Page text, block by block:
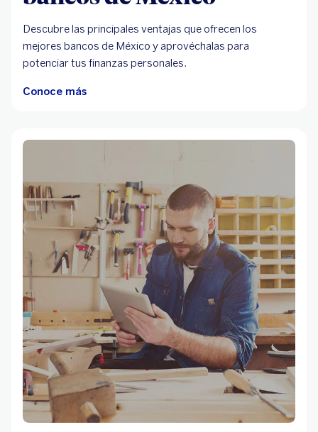
Descubre las principales ventajas que ofrecen los
mejores bancos de México y aprovéchalas para
potenciar tus finanzas personales.
Conoce más